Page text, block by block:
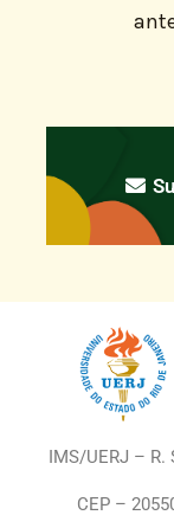
IMS/UERJ – R.
CEP –